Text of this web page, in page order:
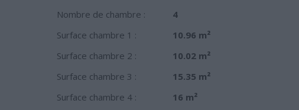
Nombre de chambre :
4
Surface chambre 1 :
10.96 m²
Surface chambre 2 :
10.02 m²
Surface chambre 3 :
15.35 m²
Surface chambre 4 :
16 m²